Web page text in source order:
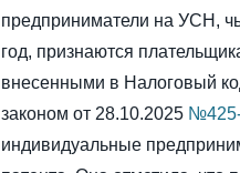
предприниматели на УСН,
год, признаются
внесенными в Налоговый
законом от 28.10.2025
индивидуальные